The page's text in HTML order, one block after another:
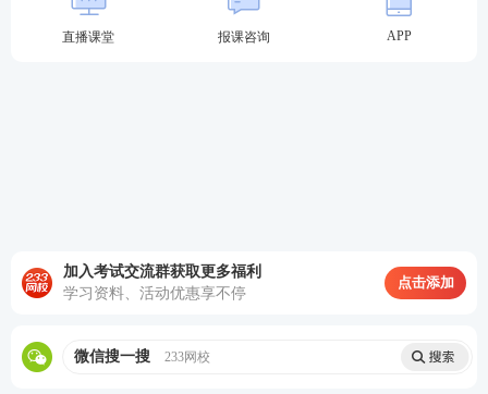
2、善用资料
通过真题发现近年考试趋势，有助于我们熟悉考试节
度和准确率，233网校期货考试题库汇编了近5年考试
真题，可在线免费刷题。
直播课堂 报课咨询 APP
加入考试交流群获取更多福利
学习资料、活动优惠享不停
点击添加
微信搜一搜 233网校